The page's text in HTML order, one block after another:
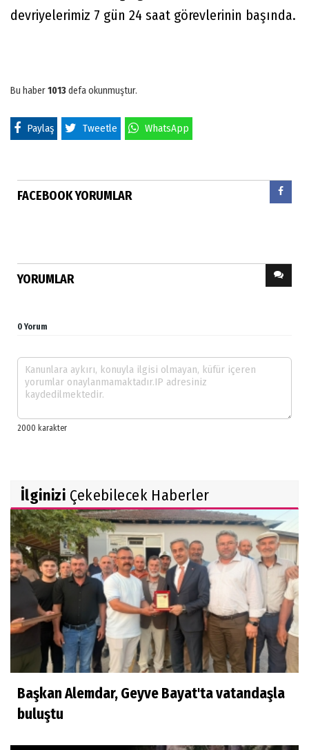
devriyelerimiz 7 gün 24 saat görevlerinin başında.
Bu haber1013defa okunmuştur.
Paylaş Tweetle WhatsApp
FACEBOOK YORUMLAR
YORUMLAR
0 Yorum
İlginizi Çekebilecek Haberler
Başkan Alemdar, Geyve Bayat'ta vatandaşla
buluştu